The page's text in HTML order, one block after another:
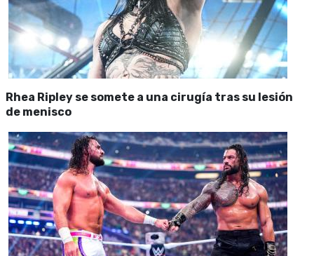
Rhea Ripley se somete a una cirugía tras su lesión
de menisco